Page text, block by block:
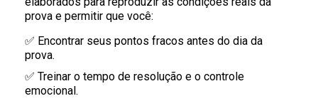
prova e permitir que você:
✅ Encontrar seus pontos fracos antes do dia da
prova.
✅ Treinar o tempo de resolução e o controle
emocional.